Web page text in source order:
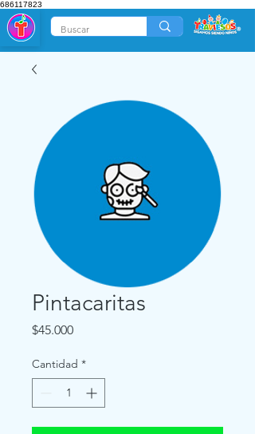
686117823
Pintacaritas
$45.000Precio
Cantidad *